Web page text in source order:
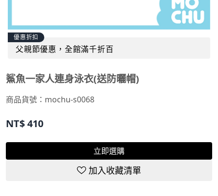
優惠折扣
父親節優惠，全館滿千折百
鯊魚一家人連身泳衣(送防曬帽)
商品貨號： mochu-s0068
NT$410
立即選購
加入收藏清單